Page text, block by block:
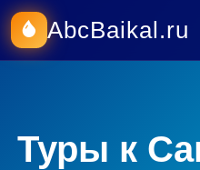
AbcBaikal.ru
Туры к